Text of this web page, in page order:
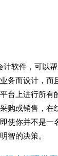
软件，可以
务而设计，而
台上进行所有
购或销售，在
使你并不是一
智的决策。